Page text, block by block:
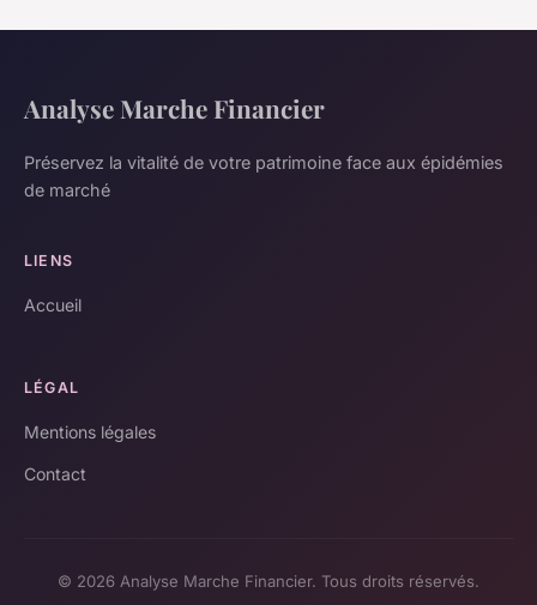
Analyse Marche Financier
Préservez la vitalité de votre patrimoine face aux épidémies
de marché
LIENS
Accueil
LÉGAL
Mentions légales
Contact
© 2026 Analyse Marche Financier. Tous droits réservés.